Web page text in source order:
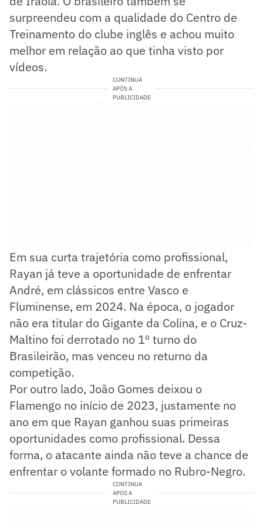
surpreendeu com a qualidade do Centro de
Treinamento do clube inglês e achou muito
melhor em relação ao que tinha visto por
vídeos.
CONTINUA
APÓS A
PUBLICIDADE
Em sua curta trajetória como profissional,
Rayan já teve a oportunidade de enfrentar
André, em clássicos entre Vasco e
Fluminense, em 2024. Na época, o jogador
não era titular do Gigante da Colina, e o Cruz-
Maltino foi derrotado no 1º turno do
Brasileirão, mas venceu no returno da
competição.
Por outro lado, João Gomes deixou o
Flamengo no início de 2023, justamente no
ano em que Rayan ganhou suas primeiras
oportunidades como profissional. Dessa
forma, o atacante ainda não teve a chance de
enfrentar o volante formado no Rubro-Negro.
CONTINUA
APÓS A
PUBLICIDADE